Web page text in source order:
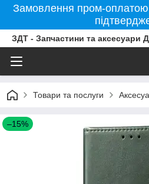
Замовлення пром-оплатою
ЗДТ - Запчастини та аксесуари
Товари та послуги
–15%